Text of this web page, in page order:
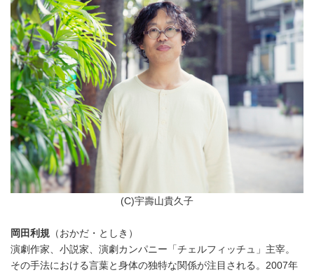
(C)宇壽山貴久子
岡田利規 （おかだ・としき）
演劇作家、小説家、演劇カンパニー「チェルフィッチュ」主宰。
その手法における言葉と身体の独特な関係が注目される。2007年